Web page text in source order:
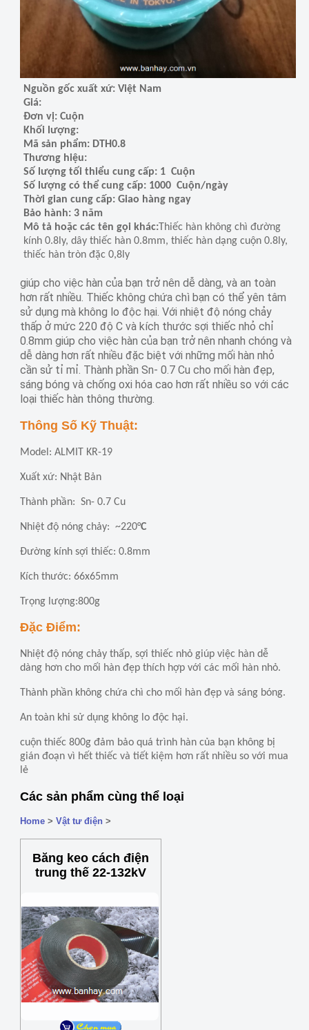
Nguồn gốc xuất xứ: Việt Nam
Giá:
Đơn vị: Cuộn
Khối lượng:
Mã sản phẩm: DTH0.8
Thương hiệu:
Số lượng tối thiểu cung cấp: 1 Cuộn
Số lượng có thể cung cấp: 1000 Cuộn/ngày
Thời gian cung cấp: Giao hàng ngay
Bảo hành: 3 năm
Mô tả hoặc các tên gọi khác: Thiếc hàn không chì đường
kính 0.8ly, dây thiếc hàn 0.8mm, thiếc hàn dạng cuộn 0.8ly,
thiếc hàn tròn đặc 0,8ly
giúp cho việc hàn của bạn trở nên dễ dàng, và an toàn
hơn rất nhiều. Thiếc không chứa chì bạn có thể yên tâm
sử dụng mà không lo độc hại. Với nhiệt độ nóng chảy
thấp ở mức 220 độ C và kích thước sợi thiếc nhỏ chỉ
0.8mm giúp cho việc hàn của bạn trở nên nhanh chóng và
dễ dàng hơn rất nhiều đặc biệt với những mối hàn nhỏ
cần sử tỉ mỉ. Thành phần Sn- 0.7 Cu cho mối hàn đẹp,
sáng bóng và chống oxi hóa cao hơn rất nhiều so với các
loại thiếc hàn thông thường.
Thông Số Kỹ Thuật:
Model: ALMIT KR-19
Xuất xứ: Nhật Bản
Thành phần: Sn- 0.7 Cu
Nhiệt độ nóng chảy: ~220°C
Đường kính sợi thiếc: 0.8mm
Kích thước: 66x65mm
Trọng lượng:800g
Đặc Điểm:
Nhiệt độ nóng chảy thấp, sợi thiếc nhỏ giúp việc hàn dễ
dàng hơn cho mối hàn đẹp thích hợp với các mối hàn nhỏ.
Thành phần không chứa chì cho mối hàn đẹp và sáng bóng.
An toàn khi sử dụng không lo độc hại.
cuộn thiếc 800g đảm bảo quá trình hàn của bạn không bị
gián đoạn vì hết thiếc và tiết kiệm hơn rất nhiều so với mua
lẻ
Các sản phẩm cùng thể loại
Home > Vật tư điện >
Băng keo cách điện
trung thế 22-132kV